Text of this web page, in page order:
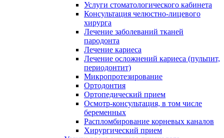
Услуги стоматологического кабинета
Консультация челюстно-лицевого
хирурга
Лечение заболеваний тканей
пародонта
Лечение кариеса
Лечение осложнений кариеса (пульпит,
периодонтит)
Микропротезирование
Ортодонтия
Ортопедический прием
Осмотр-консультация, в том числе
беременных
Распломбирование корневых каналов
Хирургический прием